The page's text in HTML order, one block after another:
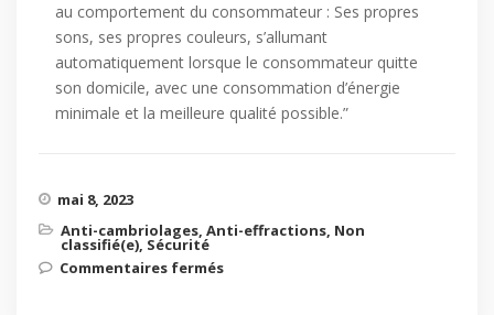
au comportement du consommateur : Ses propres
sons, ses propres couleurs, s’allumant
automatiquement lorsque le consommateur quitte
son domicile, avec une consommation d’énergie
minimale et la meilleure qualité possible.”
mai 8, 2023
Anti-cambriolages, Anti-effractions, Non
classifié(e), Sécurité
Commentaires fermés